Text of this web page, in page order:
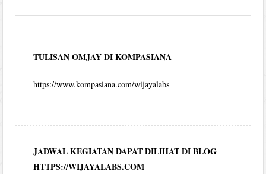
TULISAN OMJAY DI KOMPASIANA
https://www.kompasiana.com/wijayalabs
JADWAL KEGIATAN DAPAT DILIHAT DI BLOG
HTTPS://WIJAYALABS.COM